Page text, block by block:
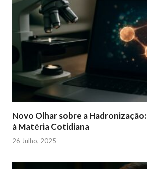
Novo Olhar sobre a
à Matéria Cotidiana
26 Julho, 2025